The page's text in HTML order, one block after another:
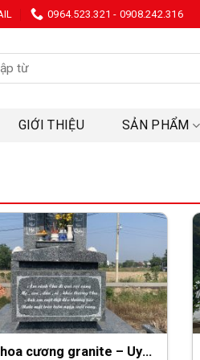
0964.523.321 - 0908.242.316
GIỚI THIỆU SẢN PHẨM
cương granite – Uy